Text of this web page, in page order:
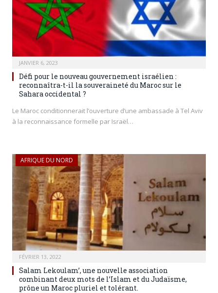
JANVIER 6, 2023
Défi pour le nouveau gouvernement israélien :
reconnaîtra-t-il la souveraineté du Maroc sur le
Sahara occidental ?
Le Maroc conditionnerait l’ouverture d’une ambassade à Tel Aviv
à la reconnaissance formelle par Israël…
AFRIQUE DU NORD
FÉVRIER 13, 2022
Salam Lekoulam’, une nouvelle association
combinant deux mots de l’Islam et du Judaïsme,
prône un Maroc pluriel et tolérant.